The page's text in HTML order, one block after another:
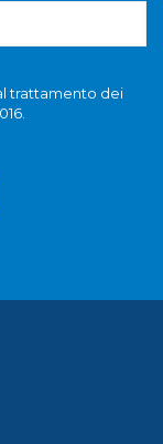
trattamento dei